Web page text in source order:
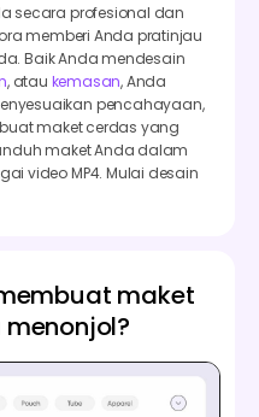
secara profesional dan
memberi Anda pratinjau
Baik Anda mendesain
, atau kemasan, Anda
pencahayaan,
maket cerdas yang
maket Anda dalam
video MP4. Mulai desain
maket